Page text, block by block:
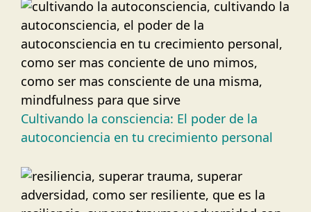
Cultivando la consciencia: El poder de la
autoconciencia en tu crecimiento personal